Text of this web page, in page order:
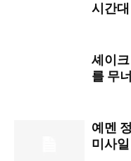
시간
셰이
를 무
예멘
미사